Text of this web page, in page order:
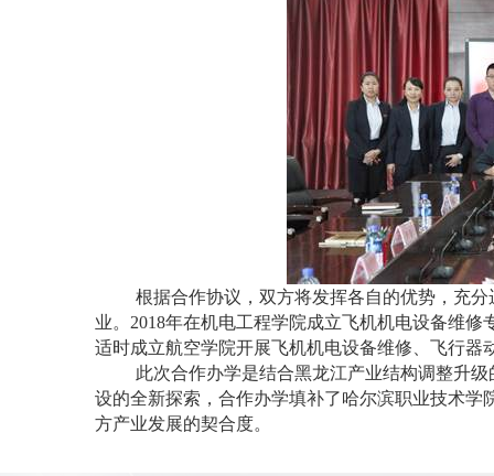
根据合作协议，双方将发挥各自的优势，充
业。 2018年在机电工程学院成立飞机机电设备维修
适时成立航空学院开展飞机机电设备维修、飞行
此次合作办学是结合黑龙江产业结构调整升
设的全新探索，合作办学填补了哈尔滨职业技术
方产业发展的契合度。